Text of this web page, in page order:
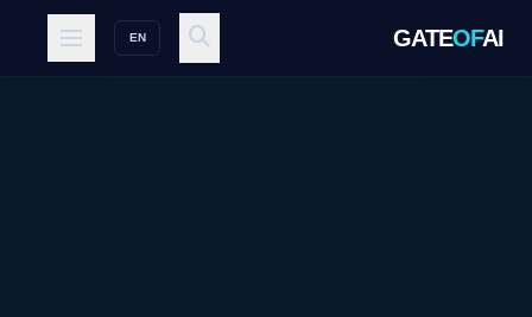
GATEOFAI
EN